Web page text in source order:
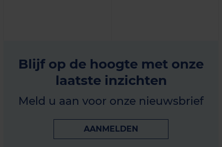
Blijf op de hoogte met onze
laatste inzichten
Meld u aan voor onze nieuwsbrief
AANMELDEN